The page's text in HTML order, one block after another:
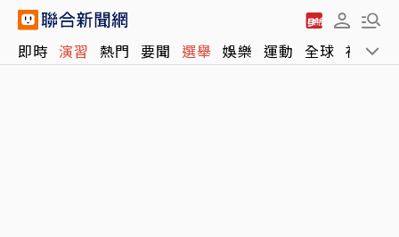
即時 演習 熱門 要聞 選舉 娛樂 運動 全球 社會